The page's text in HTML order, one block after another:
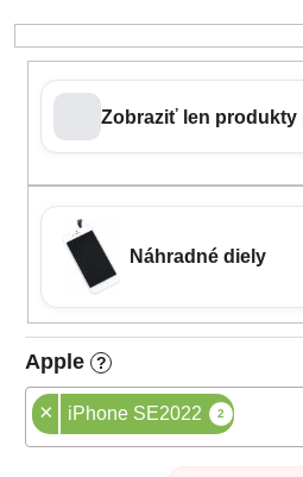
Zobraziť len produkty
Náhradné diely
Apple ?
× iPhone SE2022 2